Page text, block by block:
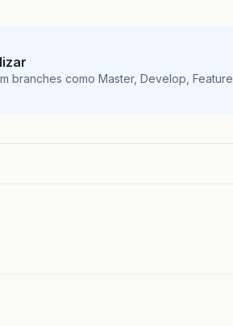
branches como Master, Develop, Feature,